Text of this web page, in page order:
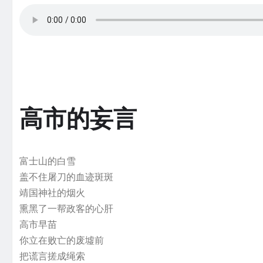
高市的妄言
富士山的白雪
盖不住屠刀的血迹斑斑
靖国神社的烟火
熏黑了一帮政客的心肝
高市早苗
你立在败亡的废墟前
把谎言搓成绳索